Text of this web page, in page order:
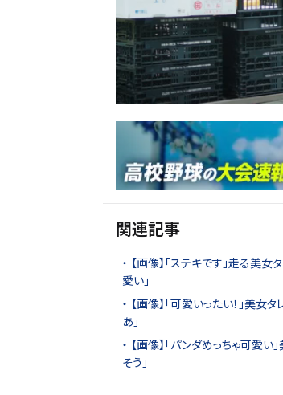
関連記事
【画像】「ステキです」走る美女
愛い」
【画像】「可愛いったい！」美
あ」
【画像】「パンダめっちゃ可愛
そう」